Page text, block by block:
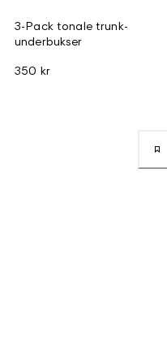
3-Pack tonale trunk-
underbukser
350 kr